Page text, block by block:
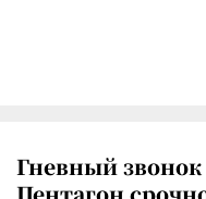
Гневный
Пентагон